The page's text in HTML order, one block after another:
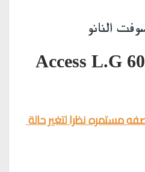
النانو
Access L.G
بصفه مستمره نظرا لتغير حالة